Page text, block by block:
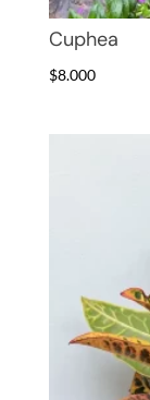
Cuphea
$8.000